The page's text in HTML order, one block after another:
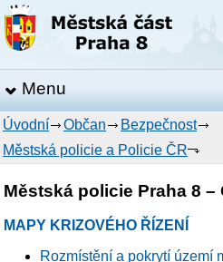
Menu
Úvodní Občan
Bezpečnost
Městská policie a Policie ČR
Městská policie Praha 8 –
MAPY KRIZOVÉHO ŘÍZENÍ
Rozmístění a pokrytí území